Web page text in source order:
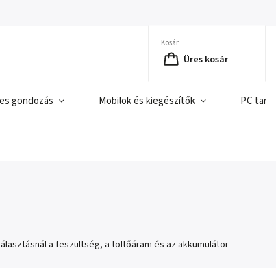
Kosár
Üres kosár
gondozás Mobilok és kiegészítők PC
a feszültség, a töltőáram és az akkumulátor